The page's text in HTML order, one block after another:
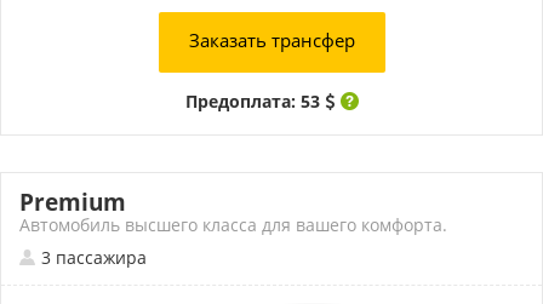
Заказать трансфер
Предоплата: 53
Premium
Автомобиль высшего класса для вашего комфорта.
3 пассажира